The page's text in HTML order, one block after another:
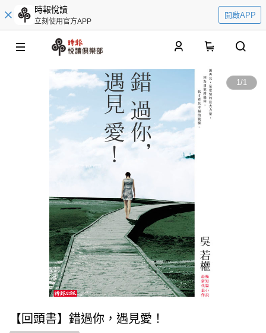
時報悅讀
立刻使用官方APP
開啟APP
1/1
【回頭書】錯過你，遇見愛！